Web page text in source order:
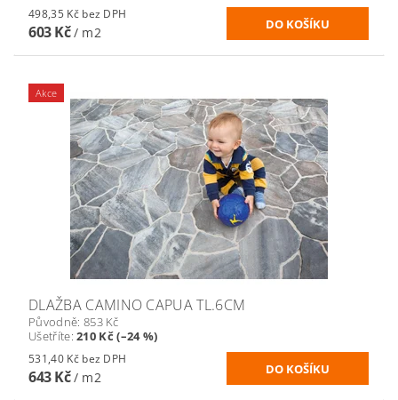
498,35 Kč bez DPH
603 Kč/ m2
Akce
DLAŽBA CAMINO CAPUA TL.6CM
Původně: 853 Kč
Ušetříte:210 Kč (–24 %)
531,40 Kč bez DPH
643 Kč/ m2